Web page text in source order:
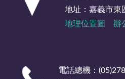
地址：嘉義市東
地理位置圖
辦
電話總機：